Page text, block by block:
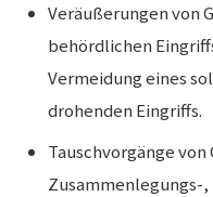
Veräußerungen von
behördlichen
Vermeidung eines
drohenden Eingriffs.
Tauschvorgänge
Zusammenlegungs-